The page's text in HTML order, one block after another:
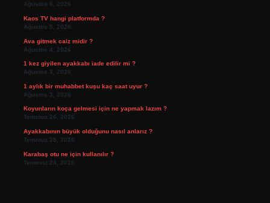
Ağustos 6, 2026
Kaos TV hangi platformda ?
Ağustos 5, 2026
Ava gitmek caiz midir ?
Ağustos 4, 2026
1 kez giyilen ayakkabı iade edilir mi ?
Ağustos 3, 2026
1 aylık bir muhabbet kuşu kaç saat uyur ?
Ağustos 3, 2026
Koyunların koça gelmesi için ne yapmak lazım ?
Temmuz 26, 2026
Ayakkabının büyük olduğunu nasıl anlarız ?
Temmuz 25, 2026
Karabaş otu ne için kullanılır ?
Temmuz 24, 2026